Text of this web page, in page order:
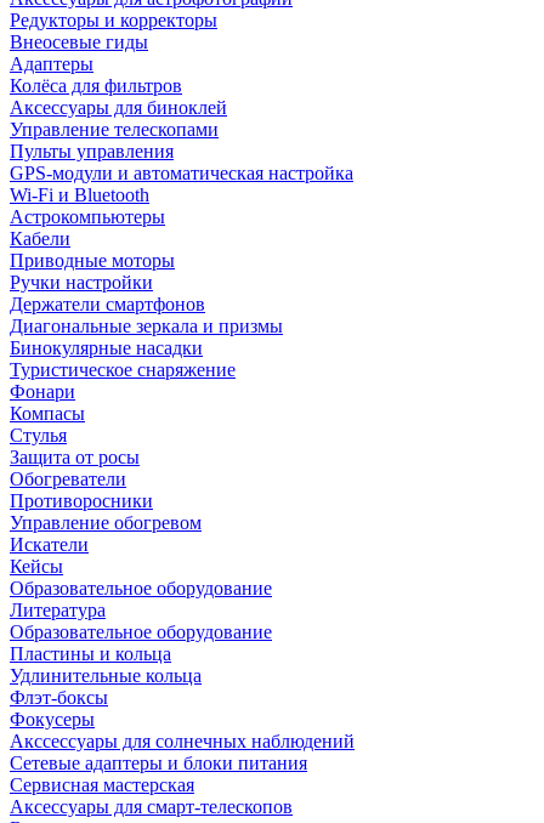
Редукторы и корректоры
Внеосевые гиды
Адаптеры
Колёса для фильтров
Аксессуары для биноклей
Управление телескопами
Пульты управления
GPS-модули и автоматическая настройка
Wi-Fi и Bluetooth
Астрокомпьютеры
Кабели
Приводные моторы
Ручки настройки
Держатели смартфонов
Диагональные зеркала и призмы
Бинокулярные насадки
Туристическое снаряжение
Фонари
Компасы
Стулья
Защита от росы
Обогреватели
Противоросники
Управление обогревом
Искатели
Кейсы
Образовательное оборудование
Литература
Образовательное оборудование
Пластины и кольца
Удлинительные кольца
Флэт-боксы
Фокусеры
Акссессуары для солнечных наблюдений
Сетевые адаптеры и блоки питания
Сервисная мастерская
Аксессуары для смарт-телескопов